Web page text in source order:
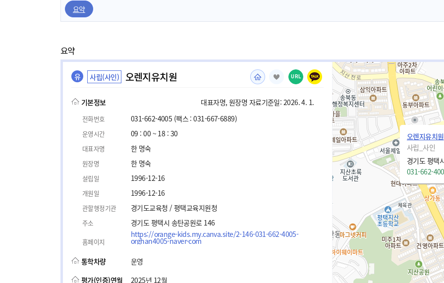
요약
요약
유 사립(사인) 오렌지유치원 URL
기본정보 대표자명, 원장명 자료기준일: 2026. 4. 1.
전화번호 031-662-4005 (팩스 : 031-667-6889)
운영시간 09 : 00 ~ 18 : 30
대표자명 한 명숙
원장명 한 명숙
설립일 1996-12-16
개원일 1996-12-16
관할행정기관 경기도교육청 / 평택교육지원청
주소 경기도 평택시 송탄공원로 146
홈페이지
https://orange-kids.my.canva.site/2-146-031-662-4005-
orghan4005-naver-com
통학차량
운영
평가(인증)연월
2025년 12월
오렌지유치원
사립_사인
경기도 평택
031-662-